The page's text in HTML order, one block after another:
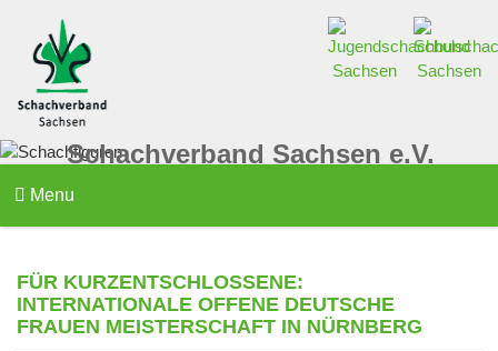
Schachverband Sachsen e.V.
Menu
FÜR KURZENTSCHLOSSENE:
INTERNATIONALE OFFENE DEUTSCHE
FRAUEN MEISTERSCHAFT IN NÜRNBERG